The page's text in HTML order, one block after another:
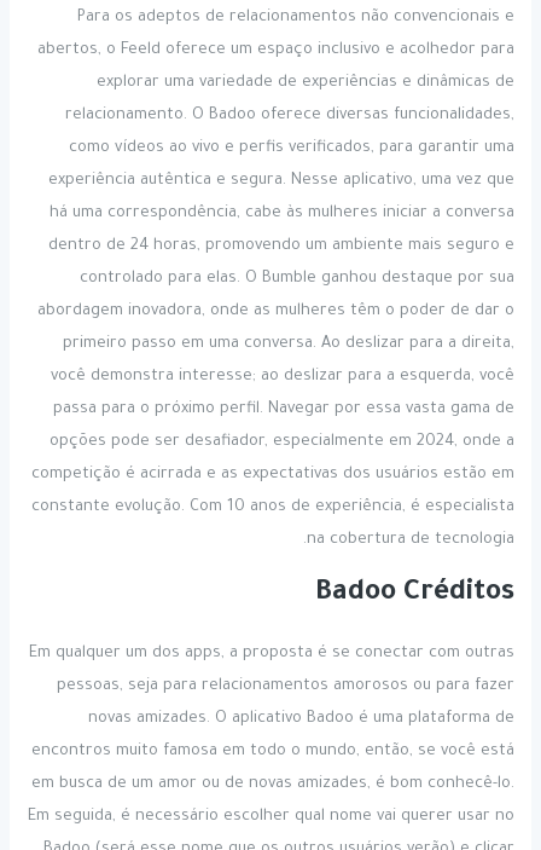
Para os adeptos de relacionamentos não convencionais e
abertos, o Feeld oferece um espaço inclusivo e acolhedor para
explorar uma variedade de experiências e dinâmicas de
relacionamento. O Badoo oferece diversas funcionalidades,
como vídeos ao vivo e perfis verificados, para garantir uma
experiência autêntica e segura. Nesse aplicativo, uma vez que
há uma correspondência, cabe às mulheres iniciar a conversa
dentro de 24 horas, promovendo um ambiente mais seguro e
controlado para elas. O Bumble ganhou destaque por sua
abordagem inovadora, onde as mulheres têm o poder de dar o
primeiro passo em uma conversa. Ao deslizar para a direita,
você demonstra interesse; ao deslizar para a esquerda, você
passa para o próximo perfil. Navegar por essa vasta gama de
opções pode ser desafiador, especialmente em 2024, onde a
competição é acirrada e as expectativas dos usuários estão em
constante evolução. Com 10 anos de experiência, é especialista
na cobertura de tecnologia.
Badoo Créditos
Em qualquer um dos apps, a proposta é se conectar com outras
pessoas, seja para relacionamentos amorosos ou para fazer
novas amizades. O aplicativo Badoo é uma plataforma de
encontros muito famosa em todo o mundo, então, se você está
em busca de um amor ou de novas amizades, é bom conhecê-lo.
Em seguida, é necessário escolher qual nome vai querer usar no